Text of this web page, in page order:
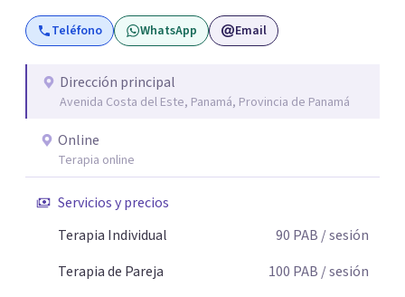
conexión emocional.
Teléfono WhatsApp Email
Dirección principal
Avenida Costa del Este, Panamá, Provincia de Panamá
Online
Terapia online
Servicios y precios
Terapia Individual
90 PAB / sesión
Terapia de Pareja
100 PAB / sesión